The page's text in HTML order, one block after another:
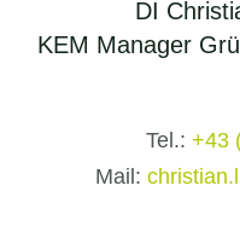
DI
KEM Manager
Tel.: +43
Mail: